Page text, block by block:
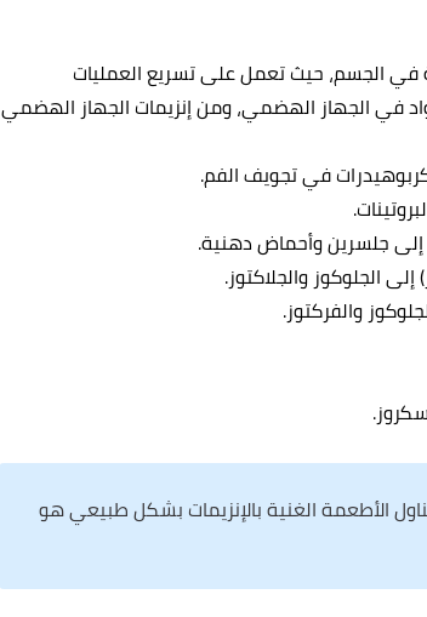
في الجسم، حيث تعمل على تسريع العمليات
في الجهاز الهضمي، ومن إنزيمات الجهاز الهضمي
الأطعمة الغنية بالإنزيمات بشكل طبيعي هو